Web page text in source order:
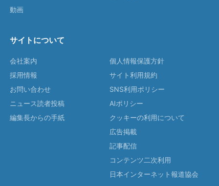
動画
サイトについて
会社案内
採用情報
お問い合わせ
ニュース読者投稿
編集長からの手紙
個人情報保護方針
サイト利用規約
SNS利用ポリシー
AIポリシー
クッキーの利用について
広告掲載
記事配信
コンテンツ二次利用
日本インターネット報道協会